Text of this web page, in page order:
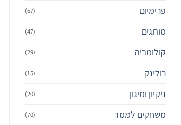
פרימיום‎ (67)
מותגים (47)
קולומביה (29)
רולינק (15)
ניקיון ומיגון (20)
משחקים לממד (70)